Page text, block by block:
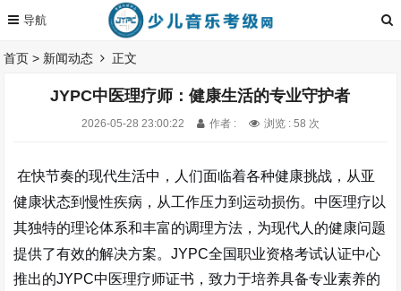
首页 > 新闻动态 正文
JYPC中医理疗师：健康生活的专业守护者
2026-05-28 23:00:22 作者 : 浏览 : 58 次
在快节奏的现代生活中，人们面临着各种健康挑战，从亚
健康状态到慢性疾病，从工作压力到运动损伤。中医理疗以
其独特的理论体系和丰富的调理方法，为现代人的健康问题
提供了有效的解决方案。JYPC全国职业资格考试认证中心
推出的JYPC中医理疗师证书，致力于培养具备专业素养的